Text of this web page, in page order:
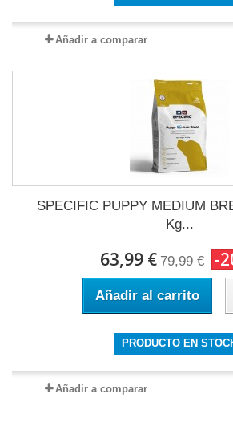
Añadir a comparar
SPECIFIC PUPPY MEDIUM
Kg...
63,99 € 79,99 € -
Añadir al carrito
PRODUCTO EN
Añadir a comparar